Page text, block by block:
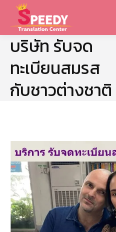
บริษัท รับจด
ทะเบียนสมรส
กับชาวต่างชาติ